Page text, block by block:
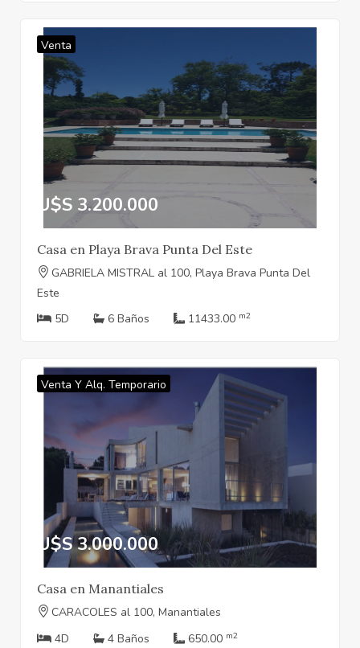
Venta
U$S 3.200.000
Casa en Playa Brava Punta Del Este
GABRIELA MISTRAL al 100, Playa Brava Punta Del
Este
5D
6 Baños 11433.00 m2
Venta Y Alq. Temporario
U$S 3.000.000
Casa en Manantiales
CARACOLES al 100, Manantiales
4D
4 Baños 650.00 m2